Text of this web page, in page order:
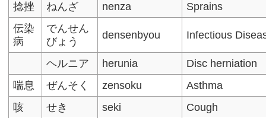
捻挫
ねんざ nenza
Sprains
伝染
病
でんせん
びょう
densenbyou Infectious
ヘルニア herunia
Disc herniation
喘息
ぜんそく zensoku
Asthma
咳
せき seki
Cough